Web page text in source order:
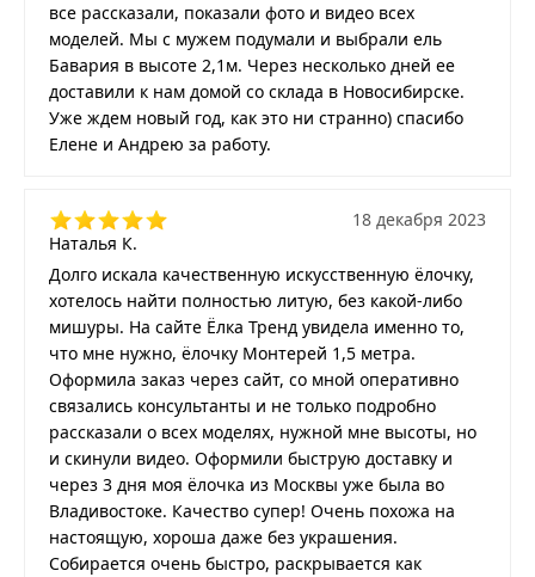
все рассказали, показали фото и видео всех
моделей. Мы с мужем подумали и выбрали ель
Бавария в высоте 2,1м. Через несколько дней ее
доставили к нам домой со склада в Новосибирске.
Уже ждем новый год, как это ни странно) спасибо
Елене и Андрею за работу.
Наталья К.
18 декабря 2023
Долго искала качественную искусственную ёлочку,
хотелось найти полностью литую, без какой-либо
мишуры. На сайте Ёлка Тренд увидела именно то,
что мне нужно, ёлочку Монтерей 1,5 метра.
Оформила заказ через сайт, со мной оперативно
связались консультанты и не только подробно
рассказали о всех моделях, нужной мне высоты, но
и скинули видео. Оформили быструю доставку и
через 3 дня моя ёлочка из Москвы уже была во
Владивостоке. Качество супер! Очень похожа на
настоящую, хороша даже без украшения.
Собирается очень быстро, раскрывается как